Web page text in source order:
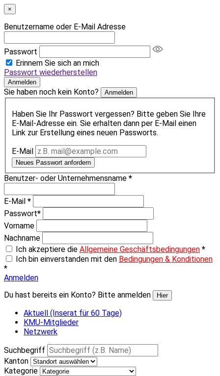
×
Benutzername oder E-Mail Adresse
Passwort
Erinnern Sie sich an mich
Passwort wiederherstellen
Anmelden
Sie haben noch kein Konto? Anmelden
Haben Sie Ihr Passwort vergessen? Bitte geben Sie Ihre
E-Mail-Adresse ein. Sie erhalten dann per E-Mail einen
Link zur Erstellung eines neuen Passworts.
E-Mail
Neues Passwort anfordern
Benutzer- oder Unternehmensname *
E-Mail *
Passwort*
Vorname
Nachname
Ich akzeptiere die Allgemeine Geschäftsbedingungen *
Ich bin einverstanden mit den Bedingungen & Konditionen
*
Anmelden
Du hast bereits ein Konto? Bitte anmelden
Hier
Aktuell (Inserat für 60 Tage)
KMU-Mitglieder
Netzwerk
Suchbegriff
Kanton
Kategorie